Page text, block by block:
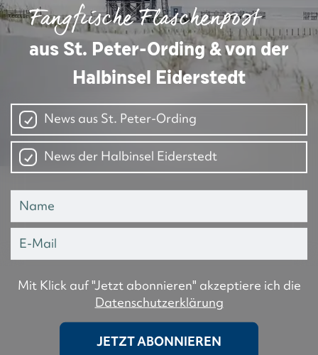
Fangfrische Flaschenpost
aus St. Peter-Ording & von der
Halbinsel Eiderstedt
News aus St. Peter-Ording
News der Halbinsel Eiderstedt
Mit Klick auf "Jetzt abonnieren" akzeptiere ich die
Datenschutzerklärung